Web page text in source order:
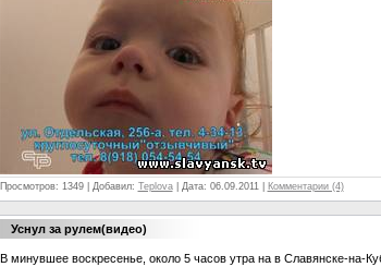
Просмотров: 1349| Добавил: Teplova| Дата: 06.09.2011 Комментарии (4)
Уснул за рулем(видео)
В минувшее воскресенье, около 5 часов утра на в Славянске-на-